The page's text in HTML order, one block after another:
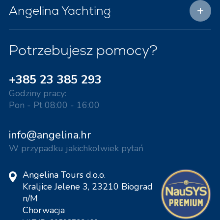
Angelina Yachting
Potrzebujesz pomocy?
+385 23 385 293
Godziny pracy:
Pon - Pt 08:00 - 16:00
info@angelina.hr
W przypadku jakichkolwiek pytań
Angelina Tours d.o.o.
Kraljice Jelene 3, 23210 Biograd
n/M
Chorwacja